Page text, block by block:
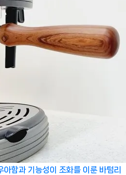
함과 기능성이 조화를 이룬 바텀리